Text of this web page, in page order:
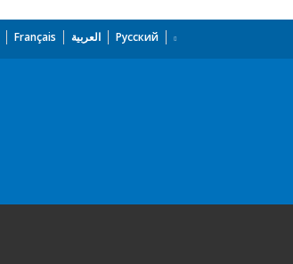
Français العربية Русский